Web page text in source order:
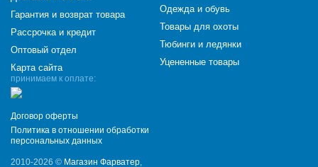
принимаем к оплате:
Договор оферты
Политика в отношении обработки
персональных данных
2010-2026 © Магазин Фарватер,
Гарантия и возврат товара
Рассрочка и кредит
Оптовый отдел
Карта сайта
Одежда и обувь
Товары для охоты
Тюбинги и ледянки
Уцененные товары